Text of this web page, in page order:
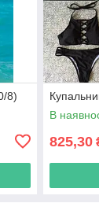
8)
В
825,30